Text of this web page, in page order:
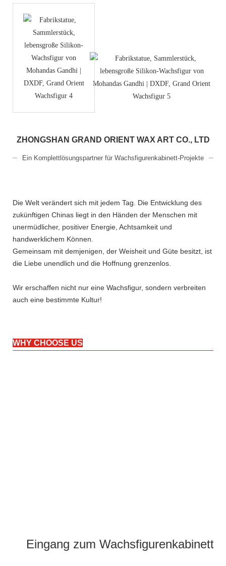
ZHONGSHAN GRAND ORIENT WAX ART CO., LTD
Ein Komplettlösungspartner für Wachsfigurenkabinett-Projekte
Die Welt verändert sich mit jedem Tag. Die Entwicklung des
zukünftigen Chinas liegt in den Händen der Menschen mit
unermüdlicher, positiver Energie, Achtsamkeit und
handwerklichem Können.
Gemeinsam mit demjenigen, der Weisheit und Güte besitzt, ist
die Liebe unendlich und die Hoffnung grenzenlos.
Wir erschaffen nicht nur eine Wachsfigur, sondern verbreiten
auch eine bestimmte Kultur!
WHY CHOOSE US
Eingang zum Wachsfigurenkabinett